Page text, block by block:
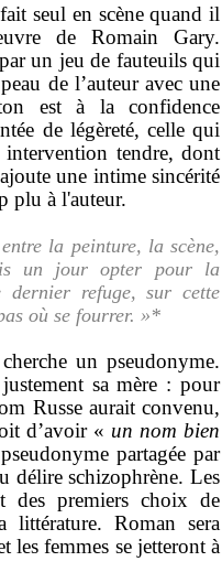
seul en scène quand il
de Romain Gary.
un jeu de fauteuils qui
de l’auteur avec une
est à la confidence
de légèreté, celle qui
intervention tendre, dont
une intime sincérité
plu à l'auteur.
la peinture, la scène,
un jour opter pour la
refuge, sur cette
où se fourrer. »*
un pseudonyme.
sa mère : pour
Russe aurait convenu,
d’avoir « un nom bien
partagée par
délire schizophrène. Les
des premiers choix de
littérature. Roman sera
les femmes se jetteront à